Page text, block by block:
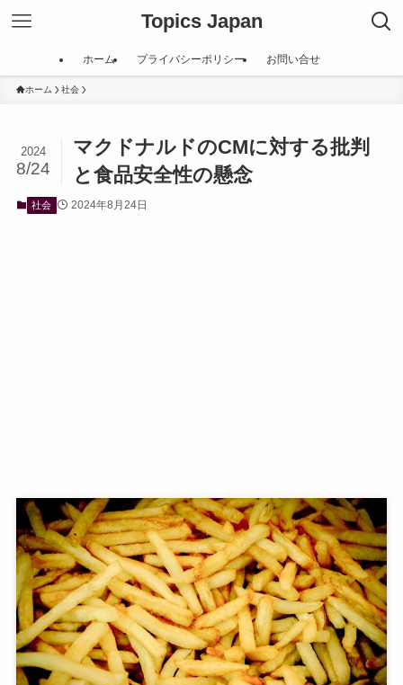
Topics Japan
ホーム プライバシーポリシー お問い合せ
ホーム 社会
マクドナルドのCMに対する批判
と食品安全性の懸念
2024
8/24
社会 2024年8月24日